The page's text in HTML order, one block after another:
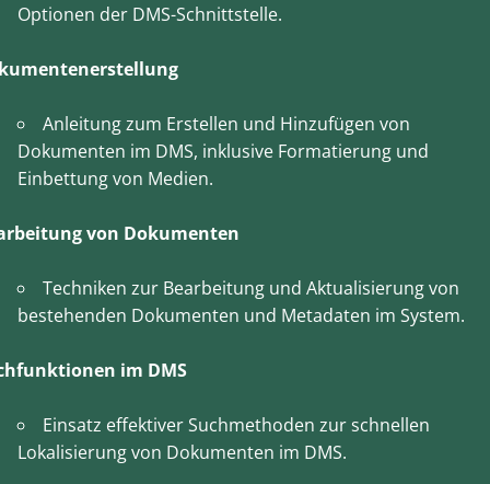
Optionen der DMS-Schnittstelle.
Anleitung zum Erstellen und Hinzufügen von
Dokumenten im DMS, inklusive Formatierung und
Einbettung von Medien.
von Dokumenten
Techniken zur Bearbeitung und Aktualisierung von
bestehenden Dokumenten und Metadaten im System.
im DMS
Einsatz effektiver Suchmethoden zur schnellen
Lokalisierung von Dokumenten im DMS.